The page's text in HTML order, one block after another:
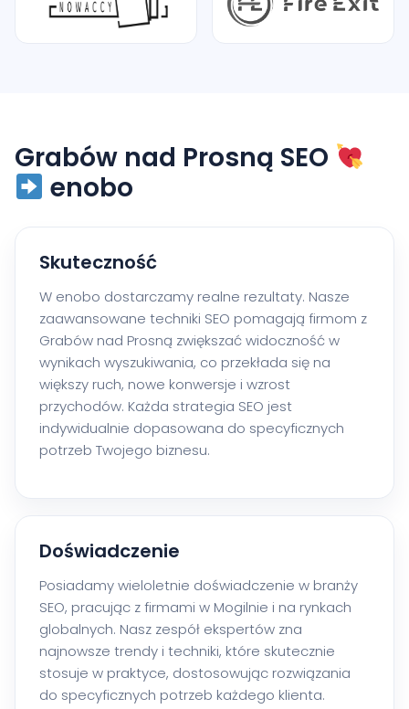
Grabów nad Prosną SEO
enobo
Skuteczność
W enobo dostarczamy realne rezultaty. Nasze
zaawansowane techniki SEO pomagają firmom z
Grabów nad Prosną zwiększać widoczność w
wynikach wyszukiwania, co przekłada się na
większy ruch, nowe konwersje i wzrost
przychodów. Każda strategia SEO jest
indywidualnie dopasowana do specyficznych
potrzeb Twojego biznesu.
Doświadczenie
Posiadamy wieloletnie doświadczenie w branży
SEO, pracując z firmami w Mogilnie i na rynkach
globalnych. Nasz zespół ekspertów zna
najnowsze trendy i techniki, które skutecznie
stosuje w praktyce, dostosowując rozwiązania
do specyficznych potrzeb każdego klienta.